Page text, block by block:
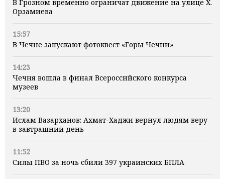
В Грозном временно ограничат движение на улице Х.
Орзамиева
15:57
В Чечне запускают фотоквест «Горы Чечни»
14:23
Чечня вошла в финал Всероссийского конкурса
музеев
13:20
Ислам Вазарханов: Ахмат-Хаджи вернул людям веру
в завтрашний день
11:52
Силы ПВО за ночь сбили 397 украинских БПЛА